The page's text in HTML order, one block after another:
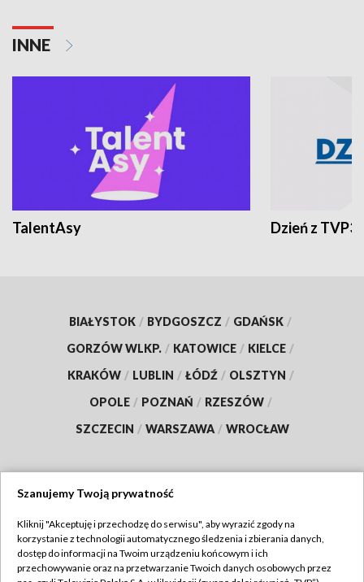
INNE
TalentAsy Dzień z TVP3
BIAŁYSTOK / BYDGOSZCZ / GDAŃSK /
GORZÓW WLKP. / KATOWICE / KIELCE /
KRAKÓW / LUBLIN / ŁÓDŹ / OLSZTYN /
OPOLE / POZNAŃ / RZESZÓW /
SZCZECIN / WARSZAWA / WROCŁAW
TVP
Abonament TVP
Regulamin TVP
Szanujemy Twoją prywatność
Kliknij "Akceptuję i przechodzę do serwisu", aby wyrazić zgody na
korzystanie z technologii automatycznego śledzenia i zbierania danych,
dostęp do informacji na Twoim urządzeniu końcowym i ich
przechowywanie oraz na przetwarzanie Twoich danych osobowych przez